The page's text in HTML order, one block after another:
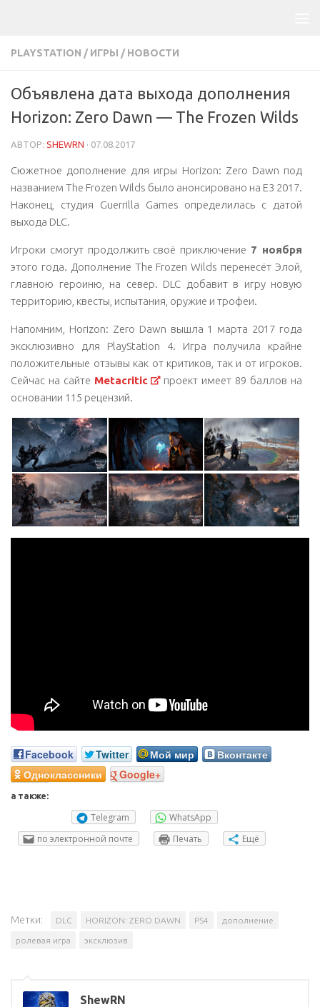
PLAYSTATION / ИГРЫ / НОВОСТИ
Объявлена дата выхода дополнения
Horizon: Zero Dawn — The Frozen Wilds
АВТОР: SHEWRN · 07.08.2017
Сюжетное дополнение для игры Horizon: Zero Dawn под
названием The Frozen Wilds было анонсировано на E3 2017.
Наконец, студия Guerrilla Games определилась с датой
выхода DLC.
Игроки смогут продолжить своё приключение 7 ноября
этого года. Дополнение The Frozen Wilds перенесёт Элой,
главною героиню, на север. DLC добавит в игру новую
территорию, квесты, испытания, оружие и трофеи.
Напомним, Horizon: Zero Dawn вышла 1 марта 2017 года
эксклюзивно для PlayStation 4. Игра получила крайне
положительные отзывы как от критиков, так и от игроков.
Сейчас на сайте Metacritic
проект имеет 89 баллов на
основании 115 рецензий.
Facebook Twitter Мой мир
Вконтакте
Одноклассники
Google+
а также:
Telegram
WhatsApp
по электронной почте
Печать Ещё
Метки: DLC HORIZON: ZERO DAWN PS4 дополнение
ролевая игра эксклюзив
ShewRN